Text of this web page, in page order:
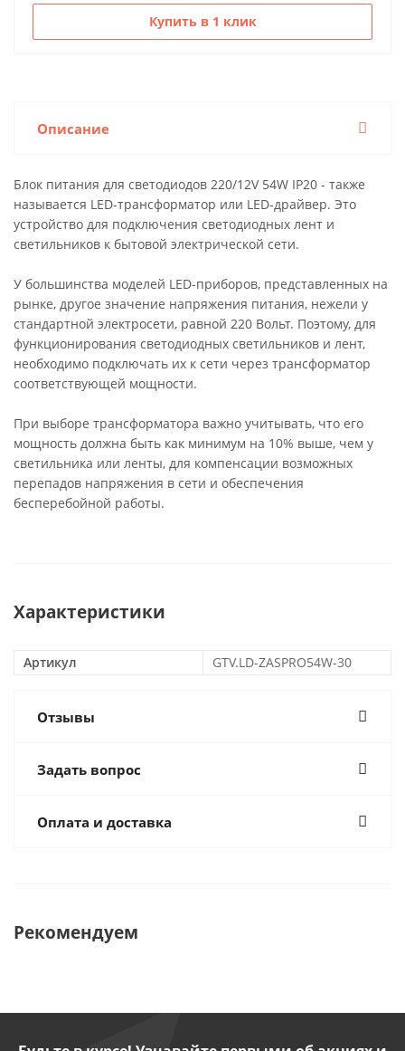
Купить в 1 клик
Описание
Блок питания для светодиодов 220/12V 54W IP20 - также
называется LED-трансформатор или LED-драйвер. Это
устройство для подключения светодиодных лент и
светильников к бытовой электрической сети.
У большинства моделей LED-приборов, представленных на
рынке, другое значение напряжения питания, нежели у
стандартной электросети, равной 220 Вольт. Поэтому, для
функционирования светодиодных светильников и лент,
необходимо подключать их к сети через трансформатор
соответствующей мощности.
При выборе трансформатора важно учитывать, что его
мощность должна быть как минимум на 10% выше, чем у
светильника или ленты, для компенсации возможных
перепадов напряжения в сети и обеспечения
бесперебойной работы.
Характеристики
Артикул GTV.LD-ZASPRO54W-30
Отзывы
Задать вопрос
Оплата и доставка
Рекомендуем